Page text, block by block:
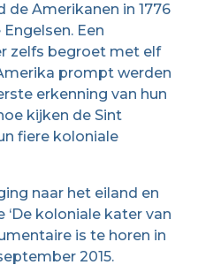
de Amerikanen in 1776
Een
zelfs begroet met elf
prompt werden
erkenning van hun
kijken de Sint
fiere koloniale
naar het eiland en
koloniale kater van
is te horen in
2015.